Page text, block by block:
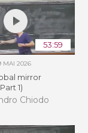
53:59
MAI 2026
mirror
1)
Chiodo